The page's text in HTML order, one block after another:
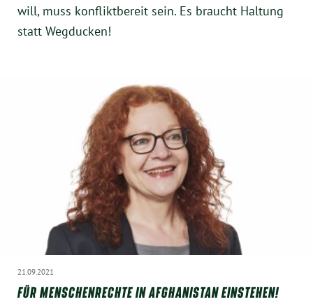
will, muss konfliktbereit sein. Es braucht Haltung
statt Wegducken!
21.09.2021
FÜR MENSCHENRECHTE IN AFGHANISTAN EINSTEHEN!